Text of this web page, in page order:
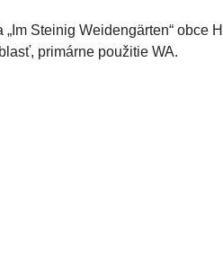
Steinig Weidengärten“ obce
primárne použitie WA.